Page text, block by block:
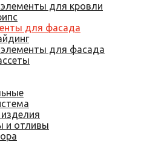
для кровли
для фасада
для фасада
и отливы